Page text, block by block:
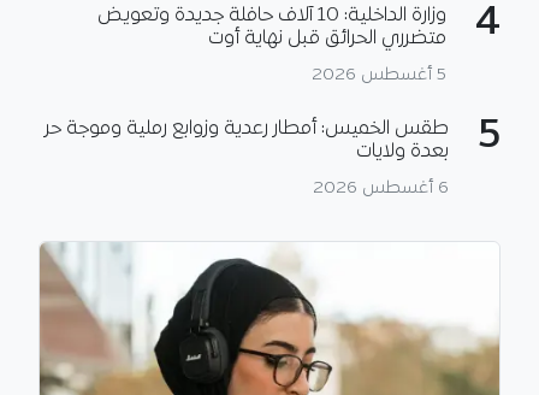
4
وزارة الداخلية: 10 آلاف حافلة جديدة وتعويض
متضرري الحرائق قبل نهاية أوت
5 أغسطس 2026
5
طقس الخميس: أمطار رعدية وزوابع رملية وموجة حر
بعدة ولايات
6 أغسطس 2026